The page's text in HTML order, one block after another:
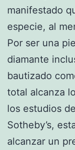
manifestado
especie, al
Por ser una
diamante
bautizado
total alcanza
los estudios
Sotheby’s,
alcanzar un